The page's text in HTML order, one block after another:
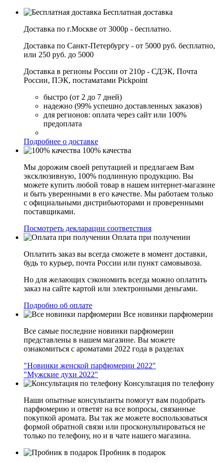
Бесплатная доставка
Доставка по г.Москве от 3000р - бесплатно.
Доставка по Санкт-Петербургу - от 5000 руб. бесплатно,
или 250 руб. до 5000
Доставка в регионы России от 210р - СДЭК, Почта
России, ПЭК, постаматами Pickpoint
быстро (от 2 до 7 дней)
надежно (99% успешно доставленных заказов)
для регионов: оплата через сайт или 100%
предоплата
Подробнее о доставке
100% качества
Мы дорожим своей репутацией и предлагаем Вам
эксклюзивную, 100% подлинную продукцию. Вы
можете купить любой товар в нашем интернет-магазине
и быть уверенными в его качестве. Мы работаем только
с официальными дистрибьюторами и проверенными
поставщиками.
Посмотреть декларации соответствия
Оплата при получении
Оплатить заказ вы всегда сможете в момент доставки,
будь то курьер, почта России или пункт самовывоза.
Но для желающих сэкономить всегда можно оплатить
заказ на сайте картой или электронными деньгами.
Подробно об оплате
Все новинки парфюмерии
Все самые последние новинки парфюмерии
представлены в нашем магазине. Вы можете
ознакомиться с ароматами 2022 года в разделах
"Новинки женской парфюмерии 2022"
"Мужские духи 2022"
Консультация по телефону
Наши опытные консультанты помогут вам подобрать
парфюмерию и ответят на все вопросы, связанные
покупкой аромата. Вы так же можете воспользоваться
формой обратной связи или просконультироваться не
только по телефону, но и в чате нашего магазина.
Пробник в подарок